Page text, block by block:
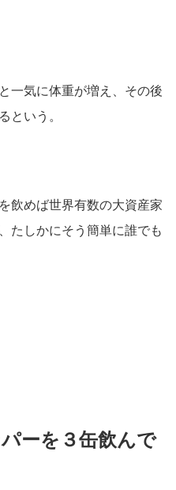
一気に体重が増え、その後
という。
飲めば世界有数の大資産家
たしかにそう簡単に誰でも
ーを３缶飲んで